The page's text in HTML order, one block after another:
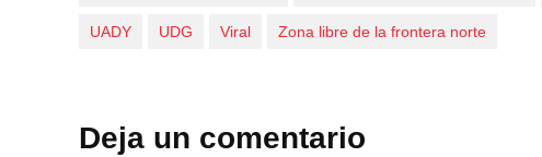
UADY UDG Viral Zona libre de la frontera norte
Deja un comentario